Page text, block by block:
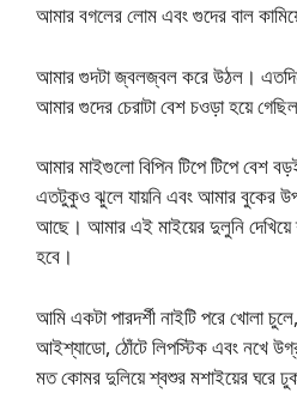
আমার বগলের লোম এবং গুদের বাল
আমার গুদটা জ্বলজ্বল করে উঠল। এতদিন
আমার গুদের চেরাটা বেশ চওড়া হয়ে
আমার মাইগুলো বিপিন টিপে টিপে বেশ
এতটুকুও ঝুলে যায়নি এবং আমার বুকের
আছে। আমার এই মাইয়ের দুলুনি
হবে।
আমি একটা পারদর্শী নাইটি পরে খোলা
আইশ্যাডো, ঠোঁটে লিপস্টিক এবং নখে উগ্র
মত কোমর দুলিয়ে শ্বশুর মশাইয়ের ঘরে